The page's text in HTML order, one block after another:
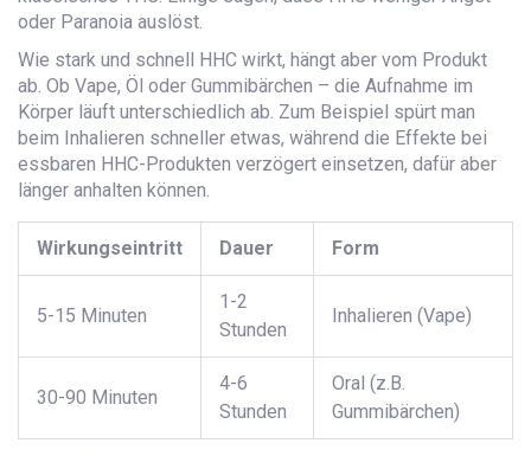
oder Paranoia auslöst.
Wie stark und schnell HHC wirkt, hängt aber vom Produkt
ab. Ob Vape, Öl oder Gummibärchen – die Aufnahme im
Körper läuft unterschiedlich ab. Zum Beispiel spürt man
beim Inhalieren schneller etwas, während die Effekte bei
essbaren HHC-Produkten verzögert einsetzen, dafür aber
länger anhalten können.
Wirkungseintritt Dauer Form
5-15 Minuten
1-2
Stunden
Inhalieren (Vape)
30-90 Minuten
4-6
Stunden
Oral (z.B.
Gummibärchen)